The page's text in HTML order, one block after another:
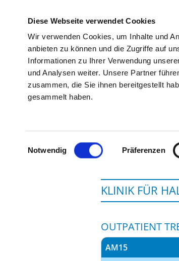
Diese Webseite verwendet Cookies
Wir verwenden Cookies, um Inhalte und
anbieten zu können und die Zugriffe auf
Informationen zu Ihrer Verwendung
und Analysen weiter. Unsere Partner
zusammen, die Sie ihnen bereitgestellt
gesammelt haben.
Einwilligungsauswahl
Notwendig Präferenzen
der Fachabteilung
KLINIK FÜR
OUTPATIENT
AM15